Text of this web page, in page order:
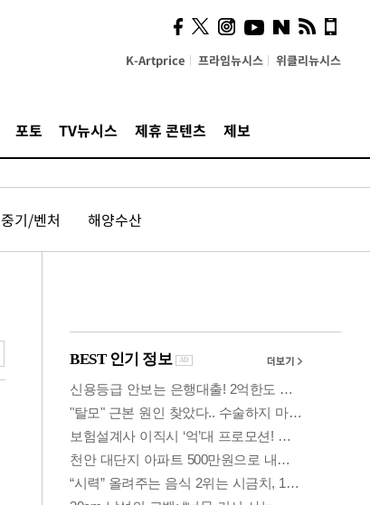
K-Artprice 프라임뉴시스 위클리뉴시스
포토 TV뉴시스 제휴 콘텐츠 제보
중기/벤처 해양수산
시, 스마트폰 액세서리에
NFC 더했다